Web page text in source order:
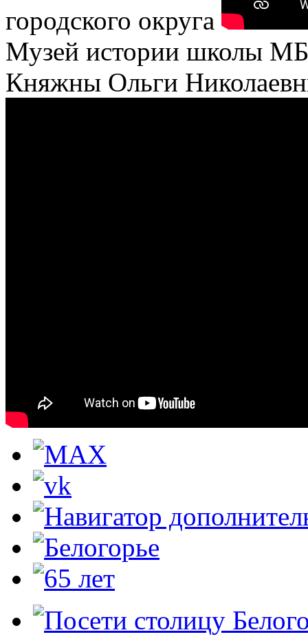
городского округа
Музей истории школы
Княжны Ольги